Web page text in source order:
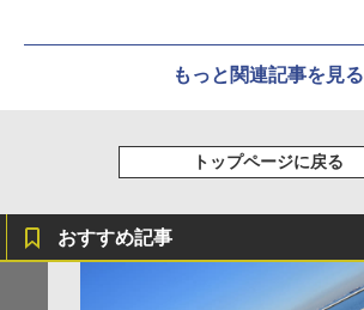
もっと関連記事を見る
トップページに戻る
おすすめ記事